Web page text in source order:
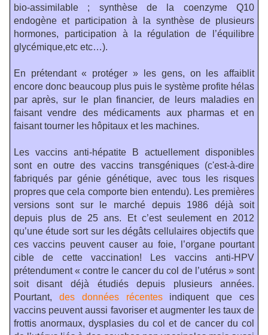
bio-assimilable ; synthèse de la coenzyme Q10
endogène et participation à la synthèse de plusieurs
hormones, participation à la régulation de l’équilibre
glycémique,etc etc…).
En prétendant « protéger » les gens, on les affaiblit
encore donc beaucoup plus puis le système profite hélas
par après, sur le plan financier, de leurs maladies en
faisant vendre des médicaments aux pharmas et en
faisant tourner les hôpitaux et les machines.
Les vaccins anti-hépatite B actuellement disponibles
sont en outre des vaccins transgéniques (c'est-à-dire
fabriqués par génie génétique, avec tous les risques
propres que cela comporte bien entendu). Les premières
versions sont sur le marché depuis 1986 déjà soit
depuis plus de 25 ans. Et c’est seulement en 2012
qu’une étude sort sur les dégâts cellulaires objectifs que
ces vaccins peuvent causer au foie, l’organe pourtant
cible de cette vaccination! Les vaccins anti-HPV
prétendument « contre le cancer du col de l’utérus » sont
soit disant déjà étudiés depuis plusieurs années.
Pourtant, des données récentesindiquent que ces
vaccins peuvent aussi favoriser et augmenter les taux de
frottis anormaux, dysplasies du col et de cancer du col